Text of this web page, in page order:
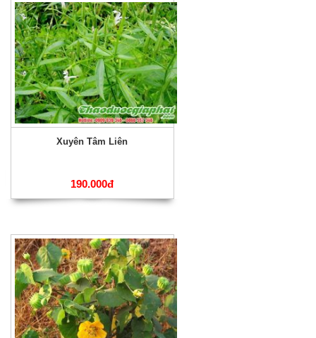
Xuyên Tâm Liên
190.000đ